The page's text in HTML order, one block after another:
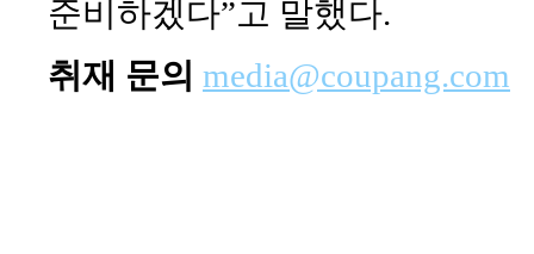
준비하겠다”고 말했다.
취재 문의 media@coupang.com